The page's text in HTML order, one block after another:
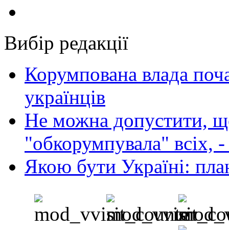
Вибір редакції
Корумпована влада
українців
Не можна допустити,
"обкорумпувала" всіх,
Якою бути Україні: